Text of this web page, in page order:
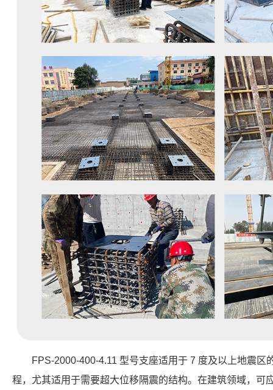
FPS-2000-400-4.11 型号支座适用于 7 度及以上地震区
程，尤其适用于需要超大位移隔震的结构。在建筑领域，可